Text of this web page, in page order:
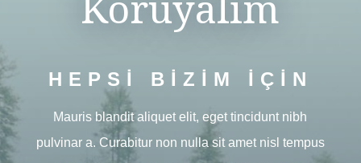
HEPSİ BİZİM İÇİN
Mauris blandit aliquet elit, eget tincidunt nibh
pulvinar a. Curabitur non nulla sit amet nisl tempus